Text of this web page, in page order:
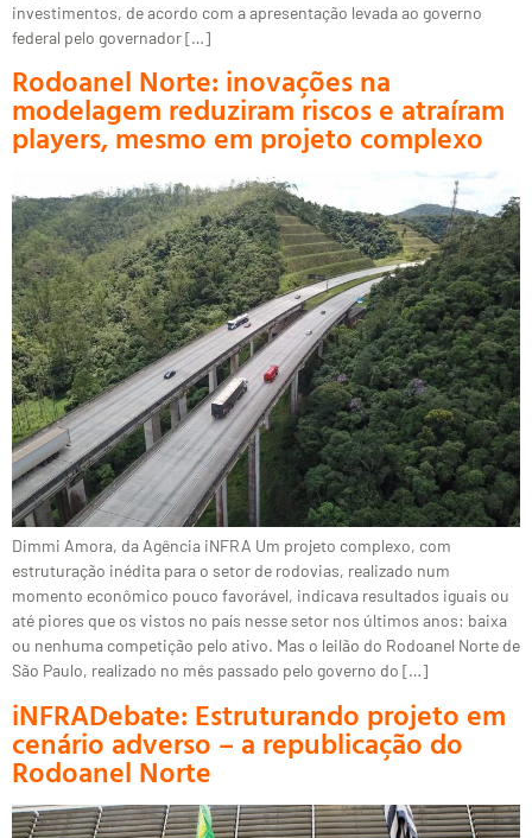
investimentos, de acordo com a apresentação levada ao governo
federal pelo governador […]
Rodoanel Norte: inovações na
modelagem reduziram riscos e atraíram
players, mesmo em projeto complexo
Dimmi Amora, da Agência iNFRA Um projeto complexo, com
estruturação inédita para o setor de rodovias, realizado num
momento econômico pouco favorável, indicava resultados iguais ou
até piores que os vistos no país nesse setor nos últimos anos: baixa
ou nenhuma competição pelo ativo. Mas o leilão do Rodoanel Norte de
São Paulo, realizado no mês passado pelo governo do […]
iNFRADebate: Estruturando projeto em
cenário adverso – a republicação do
Rodoanel Norte